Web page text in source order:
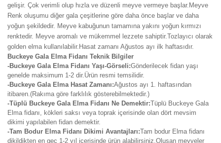
gelişir. Çok verimli olup hızla ve düzenli meyve vermeye başlar.Meyve
Renk oluşumu diğer gala çeşitlerine göre daha önce başlar ve daha
yoğun şekildedir. Meyve kabuğunun tamamına yakını yoğun kırmızı
renktedir. Meyve aromalı ve mükemmel lezzete sahiptir.Tozlayıcı olarak
golden elma kullanılabilir.Hasat zamanı Ağustos ayı ilk haftasıdır.
Buckeye Gala Elma Fidanı Teknik Bilgiler
-Buckeye Gala Elma Fidanı Yaşı-Görseli:Gönderilecek fidan yaşı
genelde maksimum 1-2 dir.Ürün resmi temsilidir.
-Buckeye Gala Elma Hasat Zamanı:Ağustos ayı 1. haftasından
itibaren.(Rakıma göre farklılık gösterebilmektedir.)
-Tüplü Buckeye Gala Elma Fidanı Ne Demektir:Tüplü Buckeye Gala
Elma fidanı, kökleri saksı veya toprak içerisinde olan dört mevsim
dikimi yapılabilen fidan demektir.
-Tam Bodur Elma Fidanı Dikimi Avantajları:Tam bodur Elma fidanı
dikildikten en geç 1-2 yıl içerisinde ürün alabilirsiniz.Oluşan meyveler